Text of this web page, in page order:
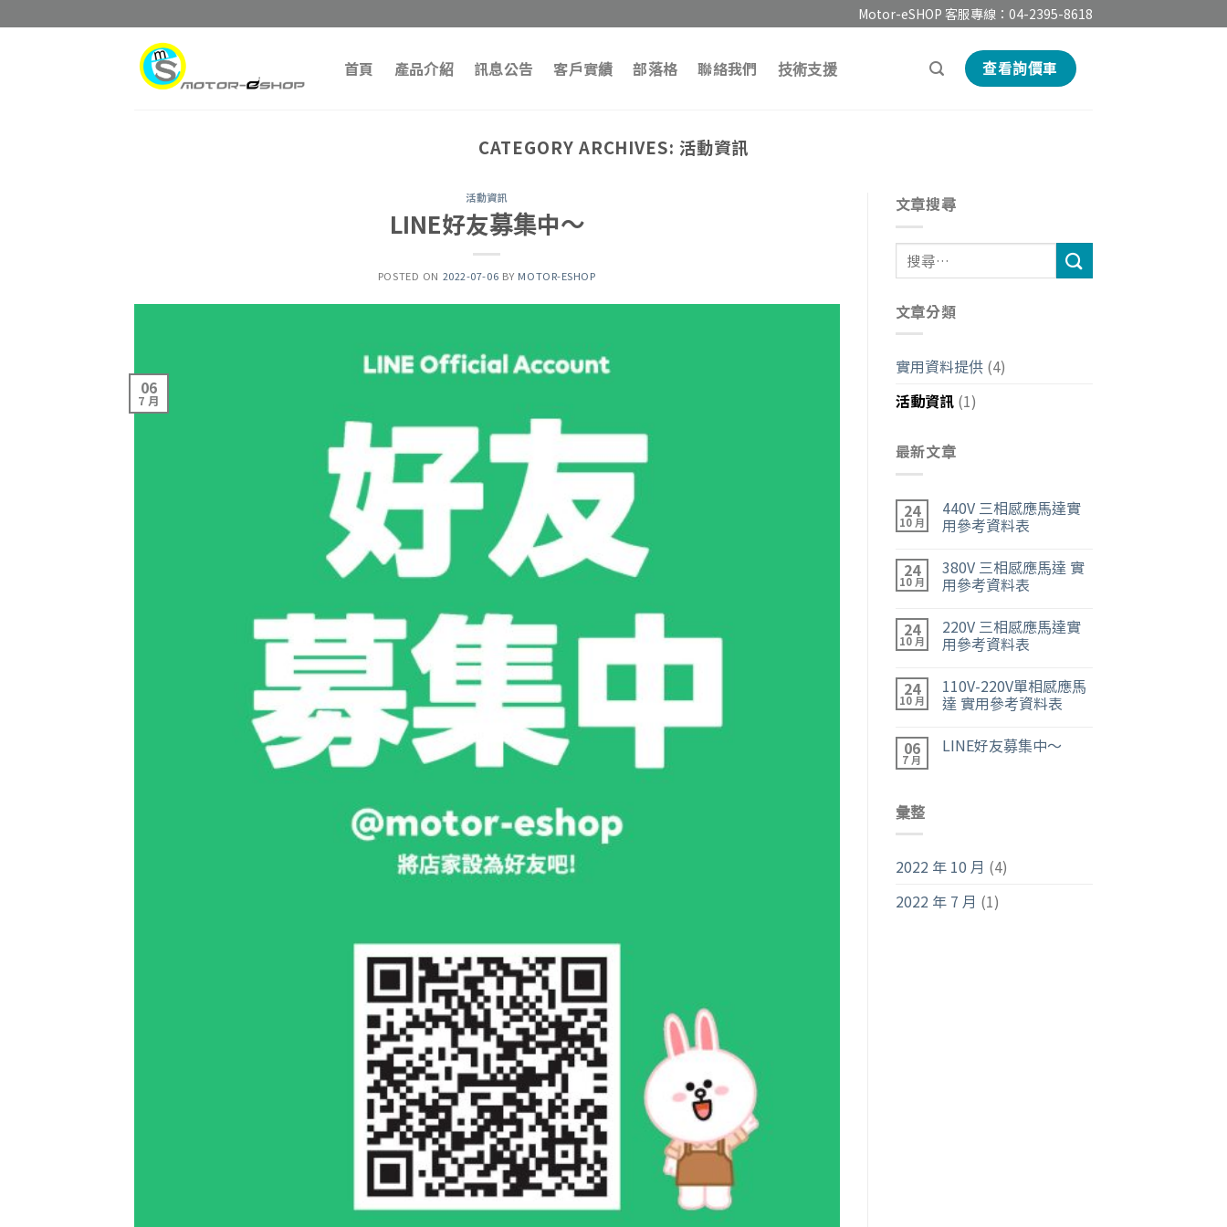
to
Motor-eSHOP 客服專線： 04-2395-8618
首頁 產品介紹 訊息公告 客戶實績 部落格 聯絡我們 技術支援 查看詢價車
CATEGORY ARCHIVES: 活動資訊
活動資訊
LINE好友募集中～
POSTED ON 2022-07-06 BY MOTOR-ESHOP
06
7 月
文章搜尋
文章分類
實用資料提供(4)
活動資訊(1)
最新文章
24
10 月
440V 三相感應馬達實
用參考資料表
24
10 月
380V 三相感應馬達 實
用參考資料表
24
10 月
220V 三相感應馬達實
用參考資料表
24
10 月
110V-220V單相感應馬
達 實用參考資料表
06
7 月
LINE好友募集中～
彙整
2022 年 10 月 (4)
2022 年 7 月 (1)